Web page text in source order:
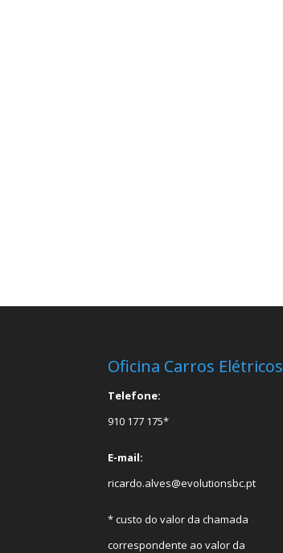
Oficina Carros Elétricos
Telefone:
910 177 175*
E-mail:
ricardo.alves@evolutionsbc.pt
* custo do valor da chamada
correspondente ao valor da